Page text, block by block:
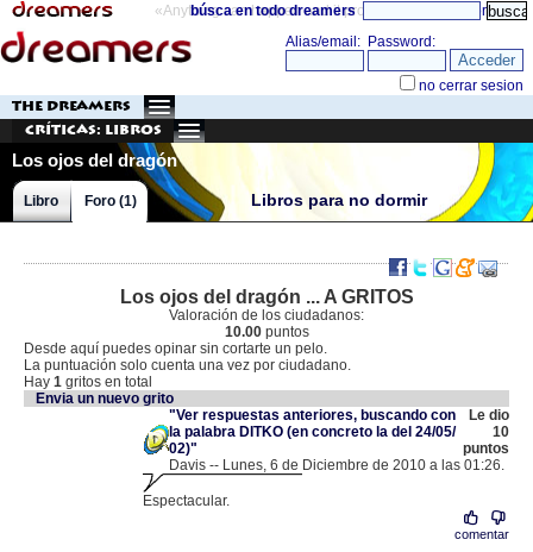
«Anything can happen and it probably will» directorio
búsca en todo dreamers
THE DREAMERS
Críticas: Libros
Los ojos del dragón
Libros para no dormir
Libro Foro (1)
Los ojos del dragón ... A GRITOS
Valoración de los ciudadanos:
10.00puntos
Desde aquí puedes opinar sin cortarte un pelo.
La puntuación solo cuenta una vez por ciudadano.
Hay 1 gritos en total
Envia un nuevo grito
"Ver respuestas anteriores, buscando con
la palabra DITKO (en concreto la del 24/05/
02)"
Le dio
10
puntos
Davis -- Lunes, 6 de Diciembre de 2010 a las 01:26.
Espectacular.
comentar